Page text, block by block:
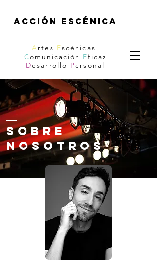
acción escénica
Artes Escénicas
Comunicación Eficaz
Desarrollo Personal
SOBRE
NOSOTROS